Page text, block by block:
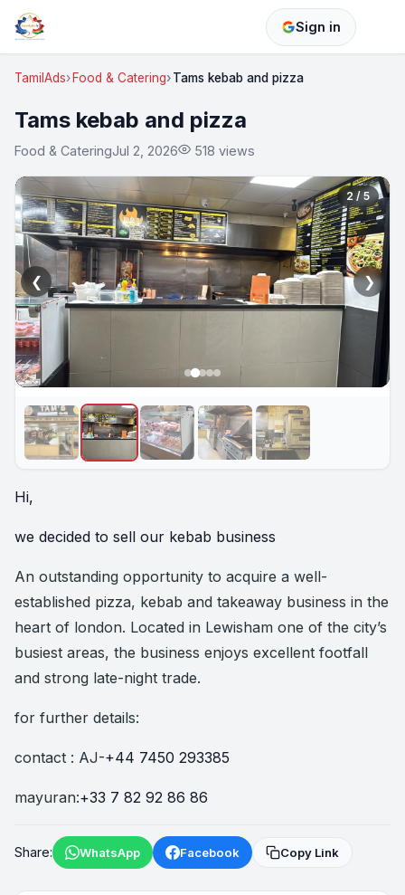
Sign in
TamilAds Food & Catering Tams kebab and pizza
Tams kebab and pizza
Food & CateringJul 2, 2026 518 views
❮ ❯
2 / 5
Hi,
we decided to sell our kebab business
An outstanding opportunity to acquire a well-
established pizza, kebab and takeaway business in the
heart of london. Located in Lewisham one of the city’s
busiest areas, the business enjoys excellent footfall
and strong late-night trade.
for further details:
contact : AJ-+44 7450 293385
mayuran:+33 7 82 92 86 86
Share: WhatsApp Facebook Copy Link